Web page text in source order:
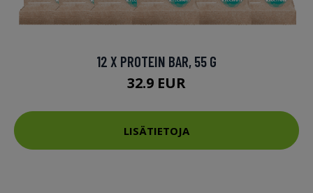
12 X PROTEIN BAR, 55 G
32.9 EUR
LISÄTIETOJA